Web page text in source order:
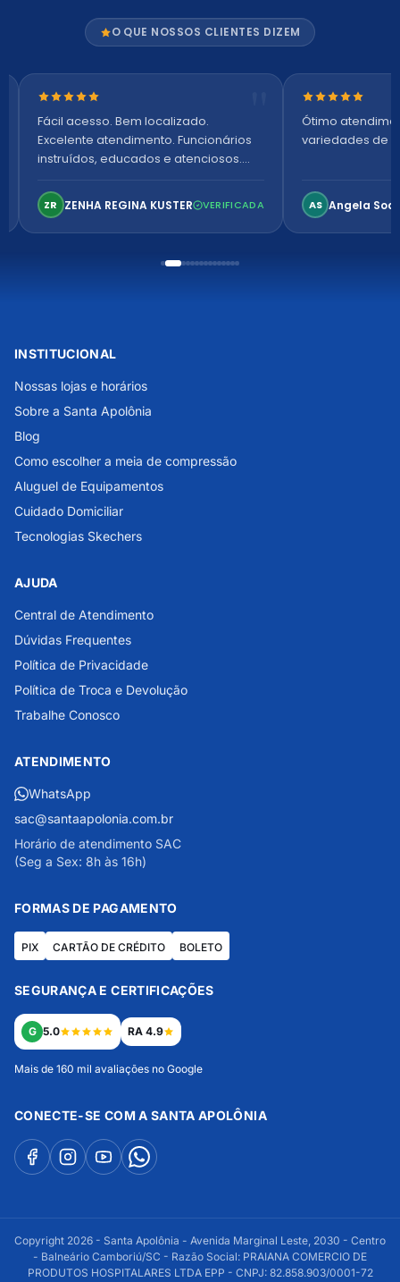
O QUE NOSSOS CLIENTES DIZEM
Nota 5 de 5 estrelas
Fácil acesso. Bem localizado.
Excelente atendimento. Funcionários
instruídos, educados e atenciosos.
confortável. Perfeito!
ZR ZENHA REGINA KUSTER VERIFICADA
Nota 5 de 5
Ótimo
variedades de
AS Angela
INSTITUCIONAL
Nossas lojas e horários
Sobre a Santa Apolônia
Blog
Como escolher a meia de compressão
Aluguel de Equipamentos
Cuidado Domiciliar
Tecnologias Skechers
AJUDA
Central de Atendimento
Dúvidas Frequentes
Política de Privacidade
Política de Troca e Devolução
Trabalhe Conosco
ATENDIMENTO
WhatsApp
sac@santaapolonia.com.br
Horário de atendimento SAC
(Seg a Sex: 8h às 16h)
FORMAS DE PAGAMENTO
PIX CARTÃO DE CRÉDITO BOLETO
SEGURANÇA E CERTIFICAÇÕES
G 5.0 RA 4.9
Mais de 160 mil avaliações no Google
CONECTE-SE COM A SANTA APOLÔNIA
Copyright 2026 - Santa Apolônia - Avenida Marginal Leste, 2030 - Centro
- Balneário Camboriú/SC - Razão Social: PRAIANA COMERCIO DE
PRODUTOS HOSPITALARES LTDA EPP - CNPJ: 82.858.903/0001-72